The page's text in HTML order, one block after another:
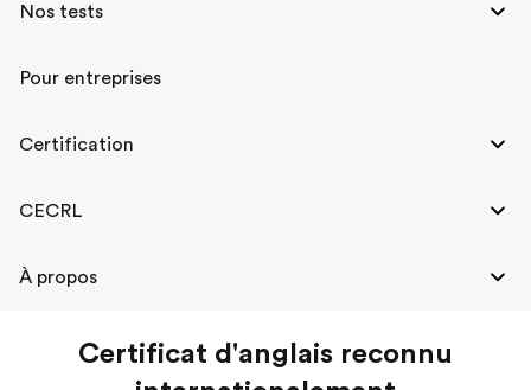
Nos tests
Pour entreprises
Certification
CECRL
À propos
Passez notre EF SET et obtenez l'URL de
Certificat d'anglais reconnu